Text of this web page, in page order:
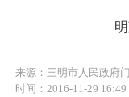
来源：三明市人民政府
时间：2016-11-29 16:49